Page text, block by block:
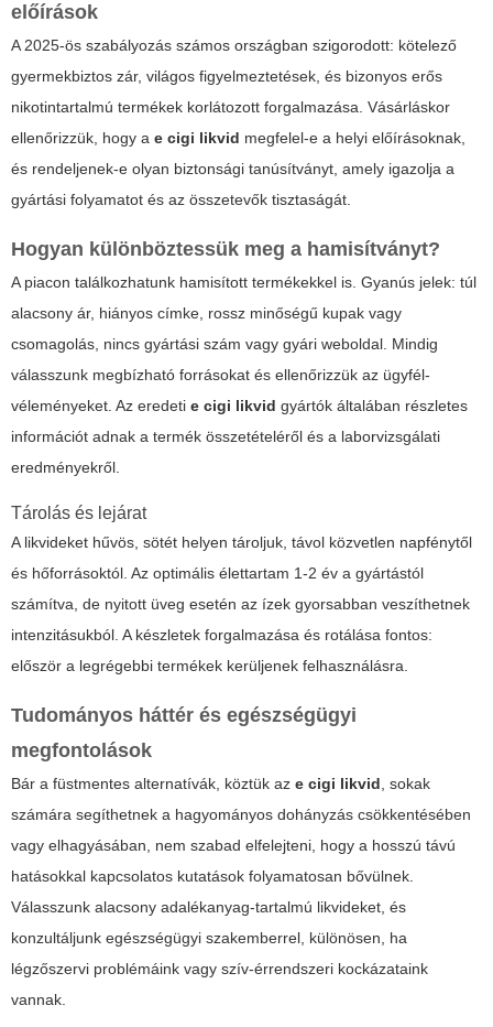
előírások
A 2025-ös szabályozás számos országban szigorodott: kötelező
gyermekbiztos zár, világos figyelmeztetések, és bizonyos erős
nikotintartalmú termékek korlátozott forgalmazása. Vásárláskor
ellenőrizzük, hogy a e cigi likvid megfelel-e a helyi előírásoknak,
és rendeljenek-e olyan biztonsági tanúsítványt, amely igazolja a
gyártási folyamatot és az összetevők tisztaságát.
Hogyan különböztessük meg a hamisítványt?
A piacon találkozhatunk hamisított termékekkel is. Gyanús jelek: túl
alacsony ár, hiányos címke, rossz minőségű kupak vagy
csomagolás, nincs gyártási szám vagy gyári weboldal. Mindig
válasszunk megbízható forrásokat és ellenőrizzük az ügyfél-
véleményeket. Az eredeti e cigi likvid gyártók általában részletes
információt adnak a termék összetételéről és a laborvizsgálati
eredményekről.
Tárolás és lejárat
A likvideket hűvös, sötét helyen tároljuk, távol közvetlen napfénytől
és hőforrásoktól. Az optimális élettartam 1-2 év a gyártástól
számítva, de nyitott üveg esetén az ízek gyorsabban veszíthetnek
intenzitásukból. A készletek forgalmazása és rotálása fontos:
először a legrégebbi termékek kerüljenek felhasználásra.
Tudományos háttér és egészségügyi
megfontolások
Bár a füstmentes alternatívák, köztük az e cigi likvid, sokak
számára segíthetnek a hagyományos dohányzás csökkentésében
vagy elhagyásában, nem szabad elfelejteni, hogy a hosszú távú
hatásokkal kapcsolatos kutatások folyamatosan bővülnek.
Válasszunk alacsony adalékanyag-tartalmú likvideket, és
konzultáljunk egészségügyi szakemberrel, különösen, ha
légzőszervi problémáink vagy szív-érrendszeri kockázataink
vannak.